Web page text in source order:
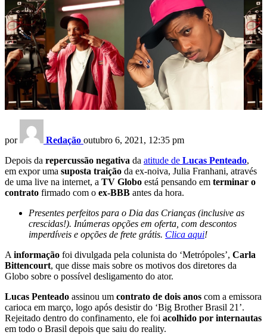
por Redação outubro 6, 2021, 12:35 pm
Depois da repercussão negativa da atitude de Lucas Penteado,
em expor uma suposta traição da ex-noiva, Julia Franhani, através
de uma live na internet, a TV Globo está pensando em terminar o
contrato firmado com o ex-BBB antes da hora.
Presentes perfeitos para o Dia das Crianças (inclusive as
crescidas!). Inúmeras opções em oferta, com descontos
imperdíveis e opções de frete grátis. Clica aqui!
A informação foi divulgada pela colunista do ‘Metrópoles’, Carla
Bittencourt, que disse mais sobre os motivos dos diretores da
Globo sobre o possível desligamento do ator.
Lucas Penteado assinou um contrato de dois anos com a emissora
carioca em março, logo após desistir do ‘Big Brother Brasil 21’.
Rejeitado dentro do confinamento, ele foi acolhido por internautas
em todo o Brasil depois que saiu do reality.